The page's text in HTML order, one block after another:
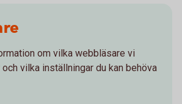
om vilka webbläsare vi
vilka inställningar du kan behöva